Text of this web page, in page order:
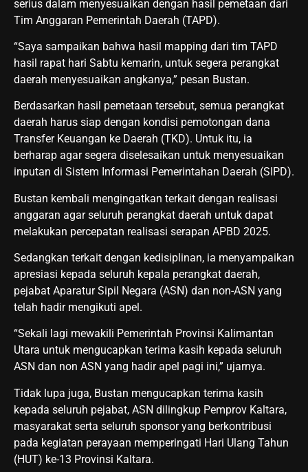
serius dalam menyesuaikan dengan hasil pemetaan dari
Tim Anggaran Pemerintah Daerah (TAPD).
“Saya sampaikan bahwa hasil mapping dari tim TAPD
hasil rapat hari Sabtu kemarin, untuk segera perangkat
daerah menyesuaikan angkanya,” pesan Bustan.
Berdasarkan hasil pemetaan tersebut, semua perangkat
daerah harus siap dengan kondisi pemotongan dana
Transfer Keuangan ke Daerah (TKD). Untuk itu, ia
berharap agar segera diselesaikan untuk menyesuaikan
inputan di Sistem Informasi Pemerintahan Daerah (SIPD).
Bustan kembali mengingatkan terkait dengan realisasi
anggaran agar seluruh perangkat daerah untuk dapat
melakukan percepatan realisasi serapan APBD 2025.
Sedangkan terkait dengan kedisiplinan, ia menyampaikan
apresiasi kepada seluruh kepala perangkat daerah,
pejabat Aparatur Sipil Negara (ASN) dan non-ASN yang
telah hadir mengikuti apel.
“Sekali lagi mewakili Pemerintah Provinsi Kalimantan
Utara untuk mengucapkan terima kasih kepada seluruh
ASN dan non ASN yang hadir apel pagi ini,” ujarnya.
Tidak lupa juga, Bustan mengucapkan terima kasih
kepada seluruh pejabat, ASN dilingkup Pemprov Kaltara,
masyarakat serta seluruh sponsor yang berkontribusi
pada kegiatan perayaan memperingati Hari Ulang Tahun
(HUT) ke-13 Provinsi Kaltara.